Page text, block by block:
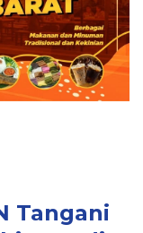
Tangani